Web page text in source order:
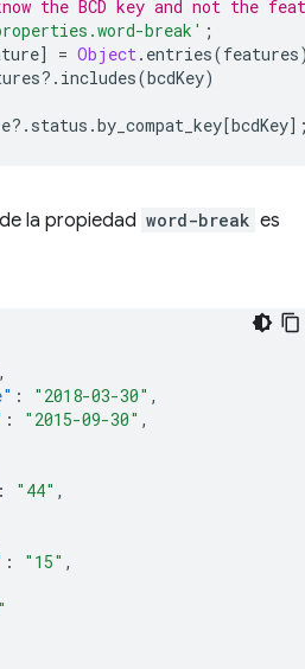
the BCD key and not the
break' ;
] = Object. entries(features
? . includes(bcdKey)
? . status .by_compat_key[bcdKey
la propiedad word-break es
,
: "2018-03-30" ,
: "2015-09-30" ,
: "44" ,
: "15" ,